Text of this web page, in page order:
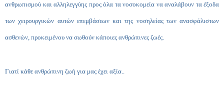
ανθρωπισμού και αλληλεγγύης προς όλα τα νοσοκομεία να αναλάβουν τα έξοδα
των χειρουργικών αυτών επεμβάσεων και της νοσηλείας των ανασφάλιστων
ασθενών, προκειμένου να σωθούν κάποιες ανθρώπινες ζωές.
Γιατί κάθε ανθρώπινη ζωή για μας έχει αξία..